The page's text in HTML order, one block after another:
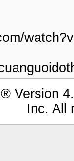
Version
Inc. All